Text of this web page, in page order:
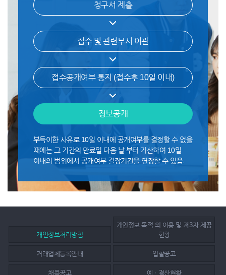
청구서 제출
접수 및 관련부서 이관
접수공개여부 통지 (접수후 10일 이내)
정보공개
부득이한 사유로 10일 이내에 공개여부를 결정할 수 없을
때에는 그 기간의 만료일 다음 날 부터 기산하여 10일
이내의 범위에서 공개여부 결장기간을 연장할 수 있음.
개인정보처리방침
개인정보 목적 외 이용 및 제3자 제공
현황
거래업체등록안내 입찰공고
채용공고 예ㆍ결산현황